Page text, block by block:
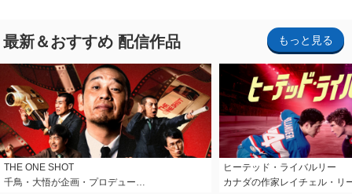
最新＆おすすめ 配信作品 もっと見る
THE ONE SHOT
千鳥・大悟が企画・プロデュー…
ヒーテッド・ライバルリー
カナダの作家レイチェル・リ